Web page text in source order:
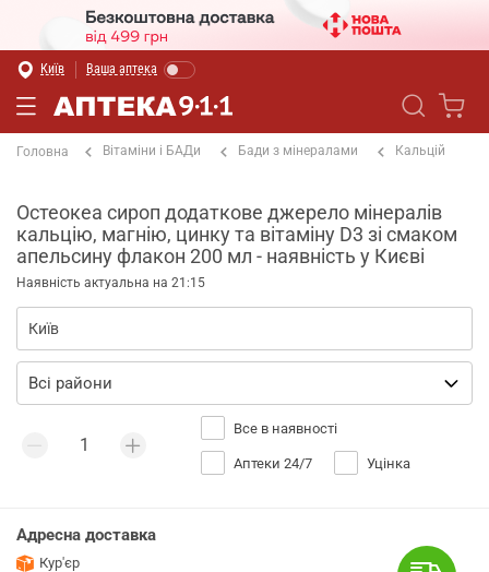
Київ Ваша аптека
Головна Вітаміни і БАДи Бади з мінералами Кальцій
Остеокеа сироп додаткове джерело мінералів
кальцію, магнію, цинку та вітаміну D3 зі смаком
апельсину флакон 200 мл - наявність у Києві
Наявність актуальна на 21:15
Все в наявності
Аптеки 24/7 Уцінка
Адресна доставка
Кур'єр